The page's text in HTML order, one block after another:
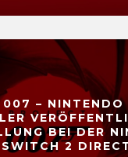
007 – NINTENDO
BEI DER
SWITCH 2